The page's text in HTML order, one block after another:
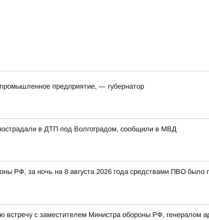
предприятие, — губернатор
в ДТП под Волгоградом, сообщили в МВД
РФ, за ночь на 8 августа 2026 года средствами ПВО было
встречу с заместителем Министра обороны РФ, генералом